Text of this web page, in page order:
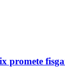
promete